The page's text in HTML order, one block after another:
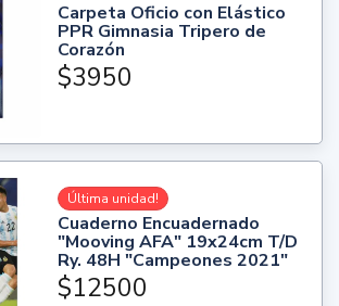
Carpeta Oficio con Elástico
PPR Gimnasia Tripero de
Corazón
$3950
Última unidad!
Cuaderno Encuadernado
"Mooving AFA" 19x24cm T/D
Ry. 48H "Campeones 2021"
$12500